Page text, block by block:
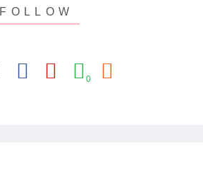
0